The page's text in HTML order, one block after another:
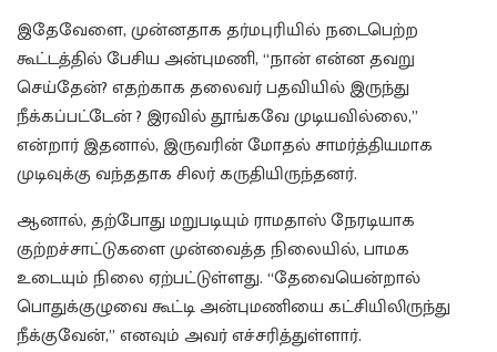
இதேவேளை, முன்னதாக தர்மபுரியில் நடைபெற்ற
கூட்டத்தில் பேசிய அன்புமணி, “நான் என்ன தவறு
செய்தேன்? எதற்காக தலைவர் பதவியில் இருந்து
நீக்கப்பட்டேன் ? இரவில் தூங்கவே முடியவில்லை,”
என்றார் இதனால், இருவரின் மோதல் சாமர்த்தியமாக
முடிவுக்கு வந்ததாக சிலர் கருதியிருந்தனர்.
ஆனால், தற்போது மறுபடியும் ராமதாஸ் நேரடியாக
குற்றச்சாட்டுகளை முன்வைத்த நிலையில், பாமக
உடையும் நிலை ஏற்பட்டுள்ளது. “தேவையென்றால்
பொதுக்குழுவை கூட்டி அன்புமணியை கட்சியிலிருந்து
நீக்குவேன்,” எனவும் அவர் எச்சரித்துள்ளார்.